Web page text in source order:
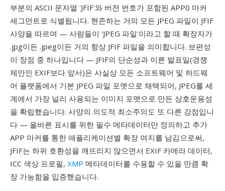
부분의 ASCII 문자열 'JFIF'와 버전 번호가 포함된 APP0 마커
세그먼트로 식별됩니다. 현존하는 거의 모든 JPEG 파일이 JFIF
사양을 따르며 — 사람들이 'JPEG 파일'이라고 할 때 확장자가
.jpg이든 .jpeg이든 거의 항상 JFIF 파일을 의미합니다. 보편성
이 장점 중 하나입니다 — JFIF의 단순성과 이른 발표일(경쟁
제안인 EXIF보다 앞서)은 사실상 모든 소프트웨어 및 하드웨
어 플랫폼에서 기본 JPEG 파일 포맷으로 채택되어, JPEG를 세
계에서 가장 널리 사용되는 이미지 포맷으로 만든 상호운용성
을 확립했습니다. 사양의 의도적 최소주의도 또 다른 강점입니
다 — 올바른 표시를 위한 필수 메타데이터만 정의하고 추가
APP 마커를 통한 애플리케이션별 확장 여지를 남김으로써,
JFIF는 하위 호환성을 깨뜨리지 않으면서 EXIF 카메라 데이터,
ICC 색상 프로필, XMP 메타데이터를 수용할 수 있을 만큼 확
장 가능함을 입증했습니다.